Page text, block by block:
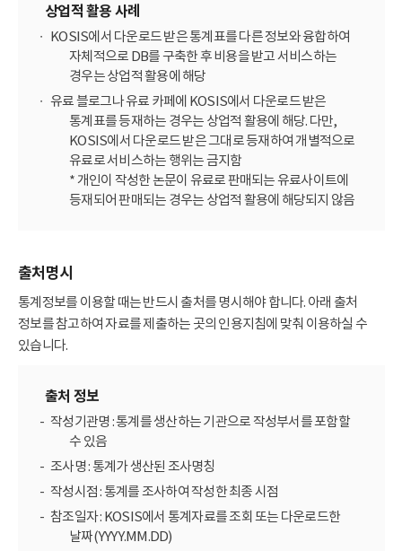
상업적 활용 사례
KOSIS에서 다운로드 받은 통계표를 다른 정보와 융합하여
자체적으로 DB를 구축한 후 비용을 받고 서비스하는
경우는 상업적 활용에 해당
유료 블로그나 유료 카페에 KOSIS에서 다운로드 받은
통계표를 등재하는 경우는 상업적 활용에 해당. 다만,
KOSIS에서 다운로드 받은 그대로 등재하여 개별적으로
유료로 서비스하는 행위는 금지함
* 개인이 작성한 논문이 유료로 판매되는 유료사이트에
등재되어 판매되는 경우는 상업적 활용에 해당되지 않음
출처명시
통계정보를 이용할 때는 반드시 출처를 명시해야 합니다. 아래 출처
정보를 참고하여 자료를 제출하는 곳의 인용지침에 맞춰 이용하실 수
있습니다.
출처 정보
작성기관명 : 통계를 생산하는 기관으로 작성부서를 포함할
수 있음
조사명 : 통계가 생산된 조사명칭
작성시점 : 통계를 조사하여 작성한 최종 시점
참조일자 : KOSIS에서 통계자료를 조회 또는 다운로드한
날짜(YYYY.MM.DD)